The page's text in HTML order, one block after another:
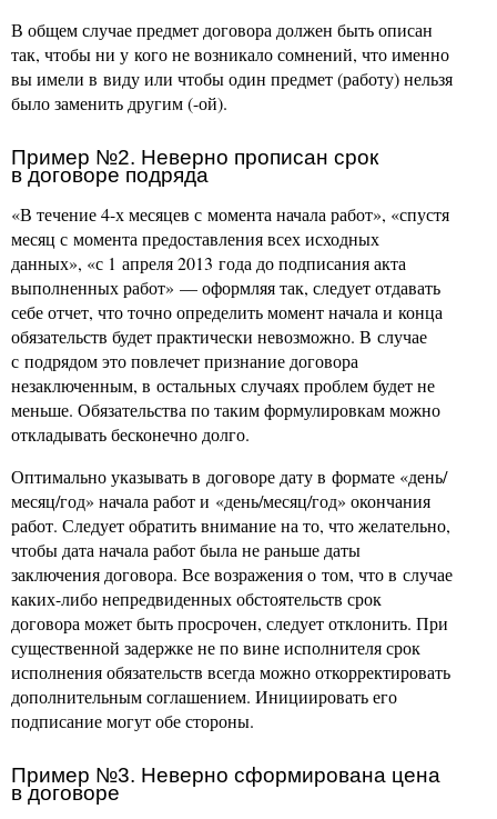
В общем случае предмет договора должен быть описан
так, чтобы ни у кого не возникало сомнений, что именно
вы имели в виду или чтобы один предмет (работу) нельзя
было заменить другим (-ой).
Пример №2. Неверно прописан срок
в договоре подряда
«В течение 4-х месяцев с момента начала работ», «спустя
месяц с момента предоставления всех исходных
данных», «с 1 апреля 2013 года до подписания акта
выполненных работ» — оформляя так, следует отдавать
себе отчет, что точно определить момент начала и конца
обязательств будет практически невозможно. В случае
с подрядом это повлечет признание договора
незаключенным, в остальных случаях проблем будет не
меньше. Обязательства по таким формулировкам можно
откладывать бесконечно долго.
Оптимально указывать в договоре дату в формате «день/
месяц/год» начала работ и «день/месяц/год» окончания
работ. Следует обратить внимание на то, что желательно,
чтобы дата начала работ была не раньше даты
заключения договора. Все возражения о том, что в случае
каких-либо непредвиденных обстоятельств срок
договора может быть просрочен, следует отклонить. При
существенной задержке не по вине исполнителя срок
исполнения обязательств всегда можно откорректировать
дополнительным соглашением. Инициировать его
подписание могут обе стороны.
Пример №3. Неверно сформирована цена
в договоре